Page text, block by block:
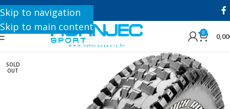
Skip to navigation
Skip to main content
+385 1 8896 200
0 0,00
SOLD
OUT